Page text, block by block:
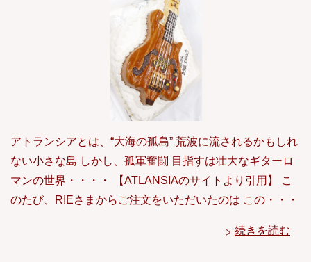
アトランシアとは、“大海の孤島” 荒波に流されるかもしれ
ない小さな島 しかし、孤軍奮闘 目指すは壮大なギターロ
マンの世界・・・・ 【ATLANSIAのサイトより引用】 こ
のたび、RIEさまからご注文をいただいたのは この・・・
続きを読む